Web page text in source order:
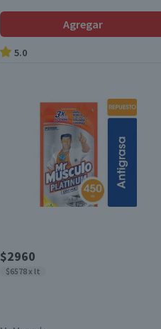
Agregar
5.0
$2960
$6578 x lt